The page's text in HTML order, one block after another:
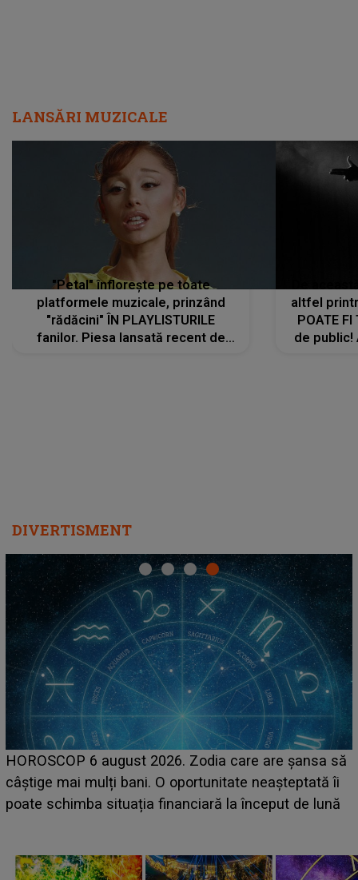
LANSĂRI MUZICALE
"Petal" înflorește pe toate
platformele muzicale, prinzând
"rădăcini" ÎN PLAYLISTURILE
fanilor. Piesa lansată recent de
altfel
POATE FI
de public!
DIVERTISMENT
HOROSCOP 6 august 2026. Zodia care are șansa să
câștige mai mulți bani. O oportunitate neașteptată îi
poate schimba situația financiară la început de lună